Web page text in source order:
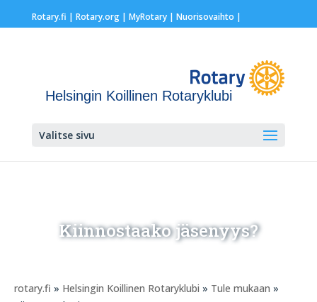
Rotary.fi | Rotary.org| MyRotary | Nuorisovaihto |
Helsingin Koillinen Rotaryklubi
Valitse sivu
Kiinnostaako jäsenyys?
rotary.fi » Helsingin Koillinen Rotaryklubi » Tule mukaan »